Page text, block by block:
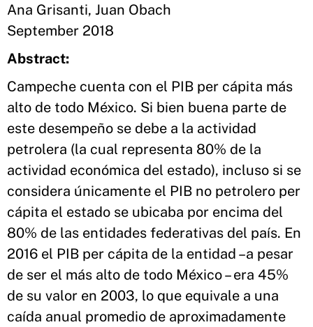
Ana Grisanti, Juan Obach
September 2018
Abstract:
Campeche cuenta con el PIB per cápita más
alto de todo México. Si bien buena parte de
este desempeño se debe a la actividad
petrolera (la cual representa 80% de la
actividad económica del estado), incluso si se
considera únicamente el PIB no petrolero per
cápita el estado se ubicaba por encima del
80% de las entidades federativas del país. En
2016 el PIB per cápita de la entidad –a pesar
de ser el más alto de todo México – era 45%
de su valor en 2003, lo que equivale a una
caída anual promedio de aproximadamente